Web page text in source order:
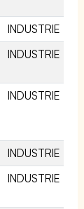
INDUSTRIE
INDUSTRIE
INDUSTRIE
INDUSTRIE
INDUSTRIE